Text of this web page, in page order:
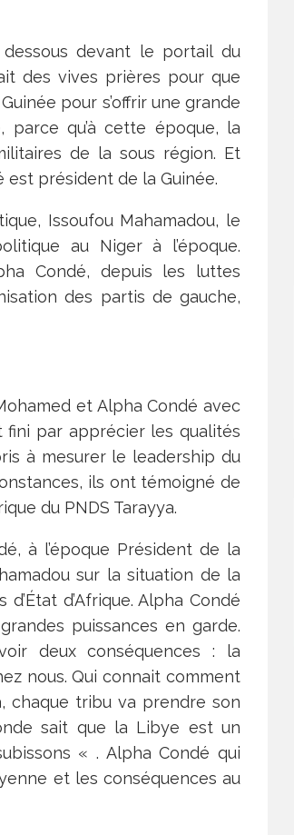
dessous devant le portail du
des vives prières pour que
pour s’offrir une grande
parce qu’à cette époque, la
de la sous région. Et
est président de la Guinée.
Issoufou Mahamadou, le
au Niger à l’époque.
Condé, depuis les luttes
des partis de gauche,
et Alpha Condé avec
fini par apprécier les qualités
à mesurer le leadership du
ils ont témoigné de
du PNDS Tarayya.
à l’époque Président de la
sur la situation de la
d’Afrique. Alpha Condé
puissances en garde.
deux conséquences : la
nous. Qui connait comment
chaque tribu va prendre son
sait que la Libye est un
« . Alpha Condé qui
et les conséquences au